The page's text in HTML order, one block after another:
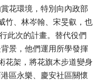
花環境，特別向內政部
竹、林岑翰、宋旻叡，也
此次的計畫。替代役們
景，他們運用所學發揮
花架，將花旗木步道變身
區永樂、慶安社區關懷